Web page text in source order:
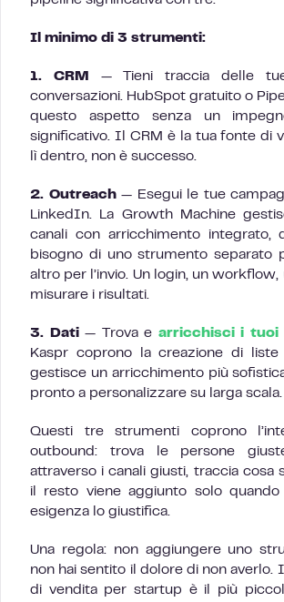
Il minimo di 3 strumenti:
1. CRM
— Tieni traccia delle
conversazioni. HubSpot gratuito o
questo aspetto senza un
significativo. Il CRM è la tua fonte di
lì dentro, non è successo.
2. Outreach— Esegui le tue
LinkedIn. La Growth Machine
canali con arricchimento integrato,
bisogno di uno strumento separato
altro per l’invio. Un login, un
misurare i risultati.
3. Dati— Trova e arricchisci i tuoi
Kaspr coprono la creazione di liste
gestisce un arricchimento più
pronto a personalizzare su larga scala.
Questi tre strumenti coprono
outbound: trova le persone
attraverso i canali giusti, traccia cosa
il resto viene aggiunto solo quando
esigenza lo giustifica.
Una regola: non aggiungere uno
non hai sentito il dolore di non averlo.
di vendita per startup è il più